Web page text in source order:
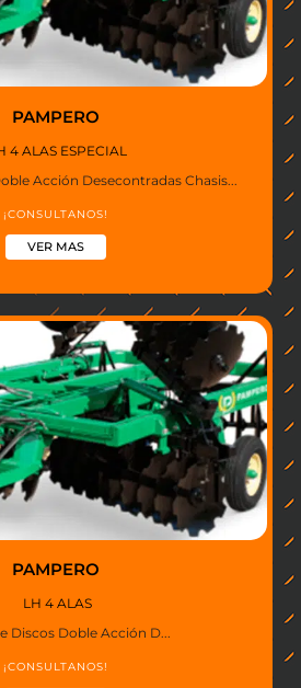
PAMPERO
4 ALAS ESPECIAL
Acción Desecontradas Chasis...
¡CONSULTANOS!
VER MAS
PAMPERO
LH 4 ALAS
Discos Doble Acción D...
¡CONSULTANOS!